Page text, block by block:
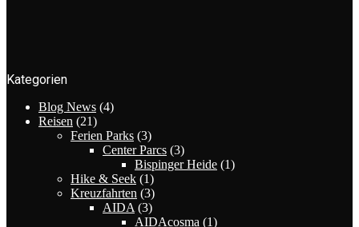
Kategorien
Blog News (4)
Reisen (21)
Ferien Parks (3)
Center Parcs (3)
Bispinger Heide (1)
Hike & Seek (1)
Kreuzfahrten (3)
AIDA (3)
AIDAcosma (1)